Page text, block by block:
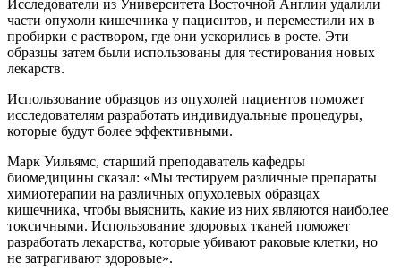
Исследователи из Университета Восточной Англии удалили
части опухоли кишечника у пациентов, и переместили их в
пробирки с раствором, где они ускорились в росте. Эти
образцы затем были использованы для тестирования новых
лекарств.
Использование образцов из опухолей пациентов поможет
исследователям разработать индивидуальные процедуры,
которые будут более эффективными.
Марк Уильямс, старший преподаватель кафедры
биомедицины сказал: «Мы тестируем различные препараты
химиотерапии на различных опухолевых образцах
кишечника, чтобы выяснить, какие из них являются наиболее
токсичными. Использование здоровых тканей поможет
разработать лекарства, которые убивают раковые клетки, но
не затрагивают здоровые».